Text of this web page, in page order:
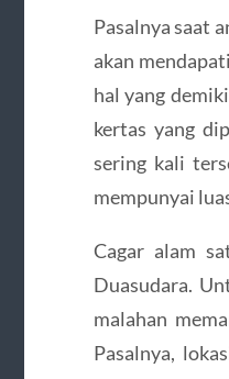
Pasalnya saat
akan
hal yang
kertas yang
sering kali
mempunyai
Cagar alam
Duasudara.
malahan
Pasalnya,